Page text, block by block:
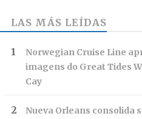
LAS MÁS LEÍDAS
Norwegian Cruise Line
imagens do Great Tides
Cay
Nueva Orleans consolida